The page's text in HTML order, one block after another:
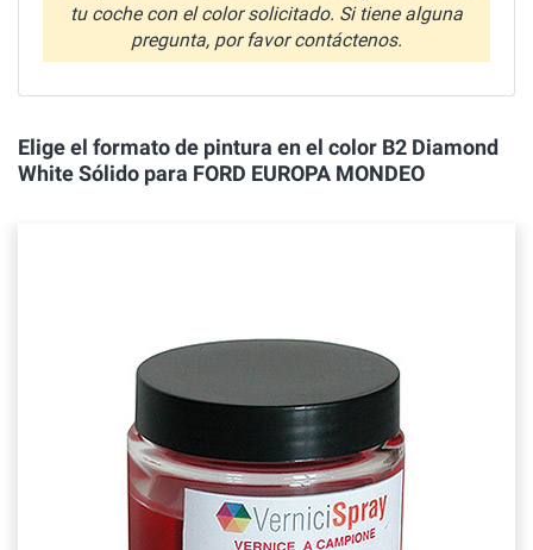
tu coche con el color solicitado. Si tiene alguna
pregunta, por favor contáctenos.
Elige el formato de pintura en el color B2 Diamond
White Sólido para FORD EUROPA MONDEO